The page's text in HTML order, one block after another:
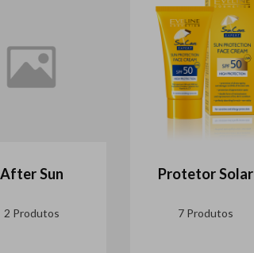
After Sun
2 Produtos
Protetor Solar
7 Produtos
sobre
e ofertas